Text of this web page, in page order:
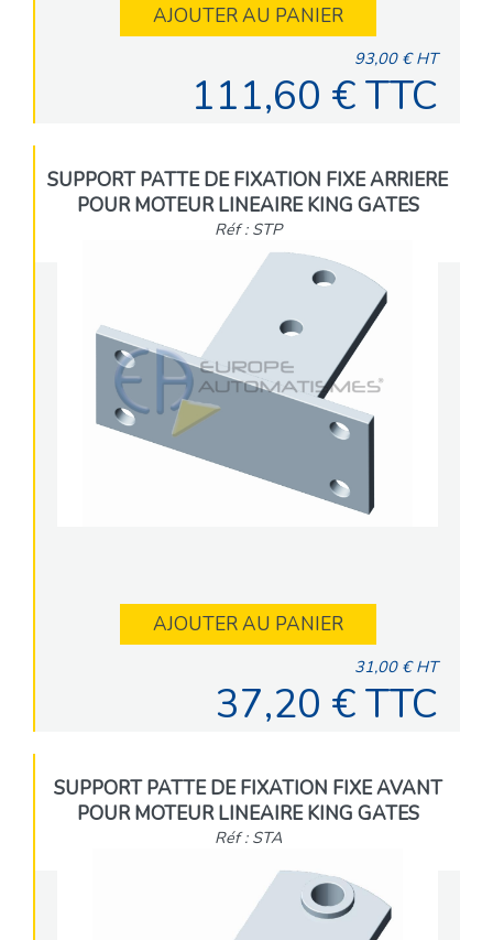
AJOUTER AU PANIER
93,00 € HT
111,60 € TTC
SUPPORT PATTE DE FIXATION FIXE ARRIERE
POUR MOTEUR LINEAIRE KING GATES
Réf : STP
AJOUTER AU PANIER
31,00 € HT
37,20 € TTC
SUPPORT PATTE DE FIXATION FIXE AVANT
POUR MOTEUR LINEAIRE KING GATES
Réf : STA